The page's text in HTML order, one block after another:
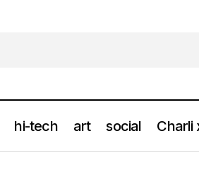
hi-tech art social Charli